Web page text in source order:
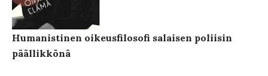
Humanistinen oikeusfilosofi salaisen poliisin
päällikkönä